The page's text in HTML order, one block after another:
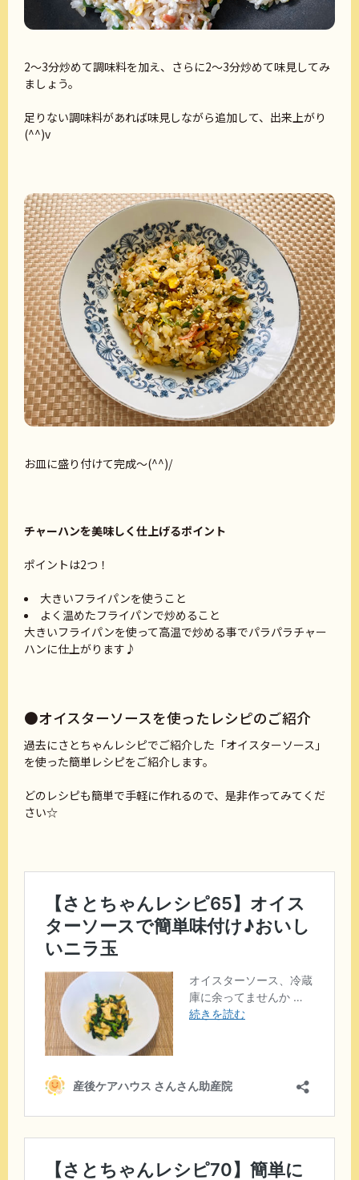
2〜3分炒めて調味料を加え、さらに2〜3分炒めて味見してみ
ましょう。
足りない調味料があれば味見しながら追加して、出来上がり
(^^)v
お皿に盛り付けて完成～(^^)/
チャーハンを美味しく仕上げるポイント
ポイントは2つ！
大きいフライパンを使うこと
よく温めたフライパンで炒めること
大きいフライパンを使って高温で炒める事でパラパラチャー
ハンに仕上がります♪
●オイスターソースを使ったレシピのご紹介
過去にさとちゃんレシピでご紹介した「オイスターソース」
を使った簡単レシピをご紹介します。
どのレシピも簡単で手軽に作れるので、是非作ってみてくだ
さい☆